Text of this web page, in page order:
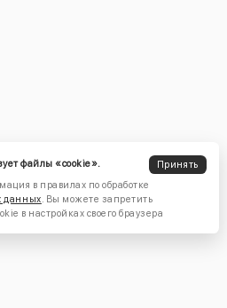
файлы «cookie».
Принять
в правилах по обработке
данных . Вы можете запретить
в настройках своего браузера